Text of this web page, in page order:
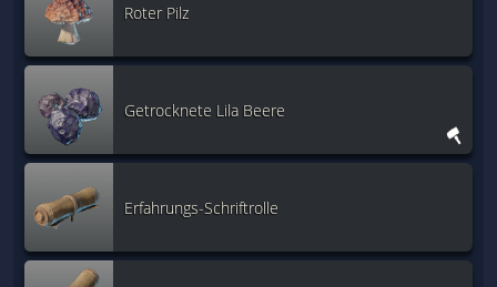
Roter Pilz
Getrocknete Lila Beere
Erfahrungs-Schriftrolle